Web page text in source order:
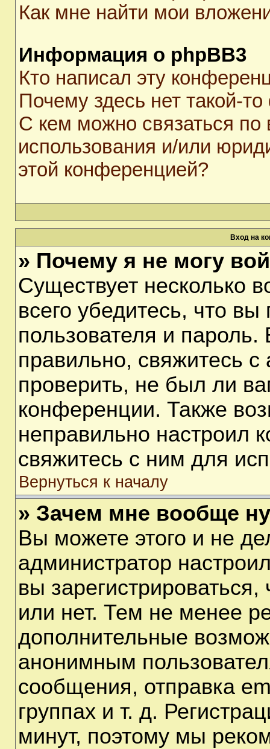
Как мне найти мои
Информация о phpBB3
Кто написал эту
Почему здесь нет такой-
С кем можно связаться по
использования и/или
этой конференцией?
Вход на
» Почему я не могу
Существует несколько
всего убедитесь, что
пользователя и
правильно, свяжитесь
проверить, не был ли
конференции. Также
неправильно настроил
свяжитесь с ним для
Вернуться к началу
» Зачем мне вообще
Вы можете этого и не
администратор
вы
или нет. Тем не менее
дополнительные
анонимным
сообщения, отправка
группах и т. д.
минут, поэтому мы